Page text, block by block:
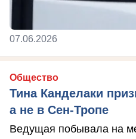
07.06.2026
Общество
Тина Канделаки
а не в Сен-Тропе
Ведущая побывала на